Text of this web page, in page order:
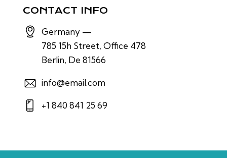
CONTACT INFO
Germany —
785 15h Street, Office 478
Berlin, De 81566
info@email.com
+1 840 841 25 69